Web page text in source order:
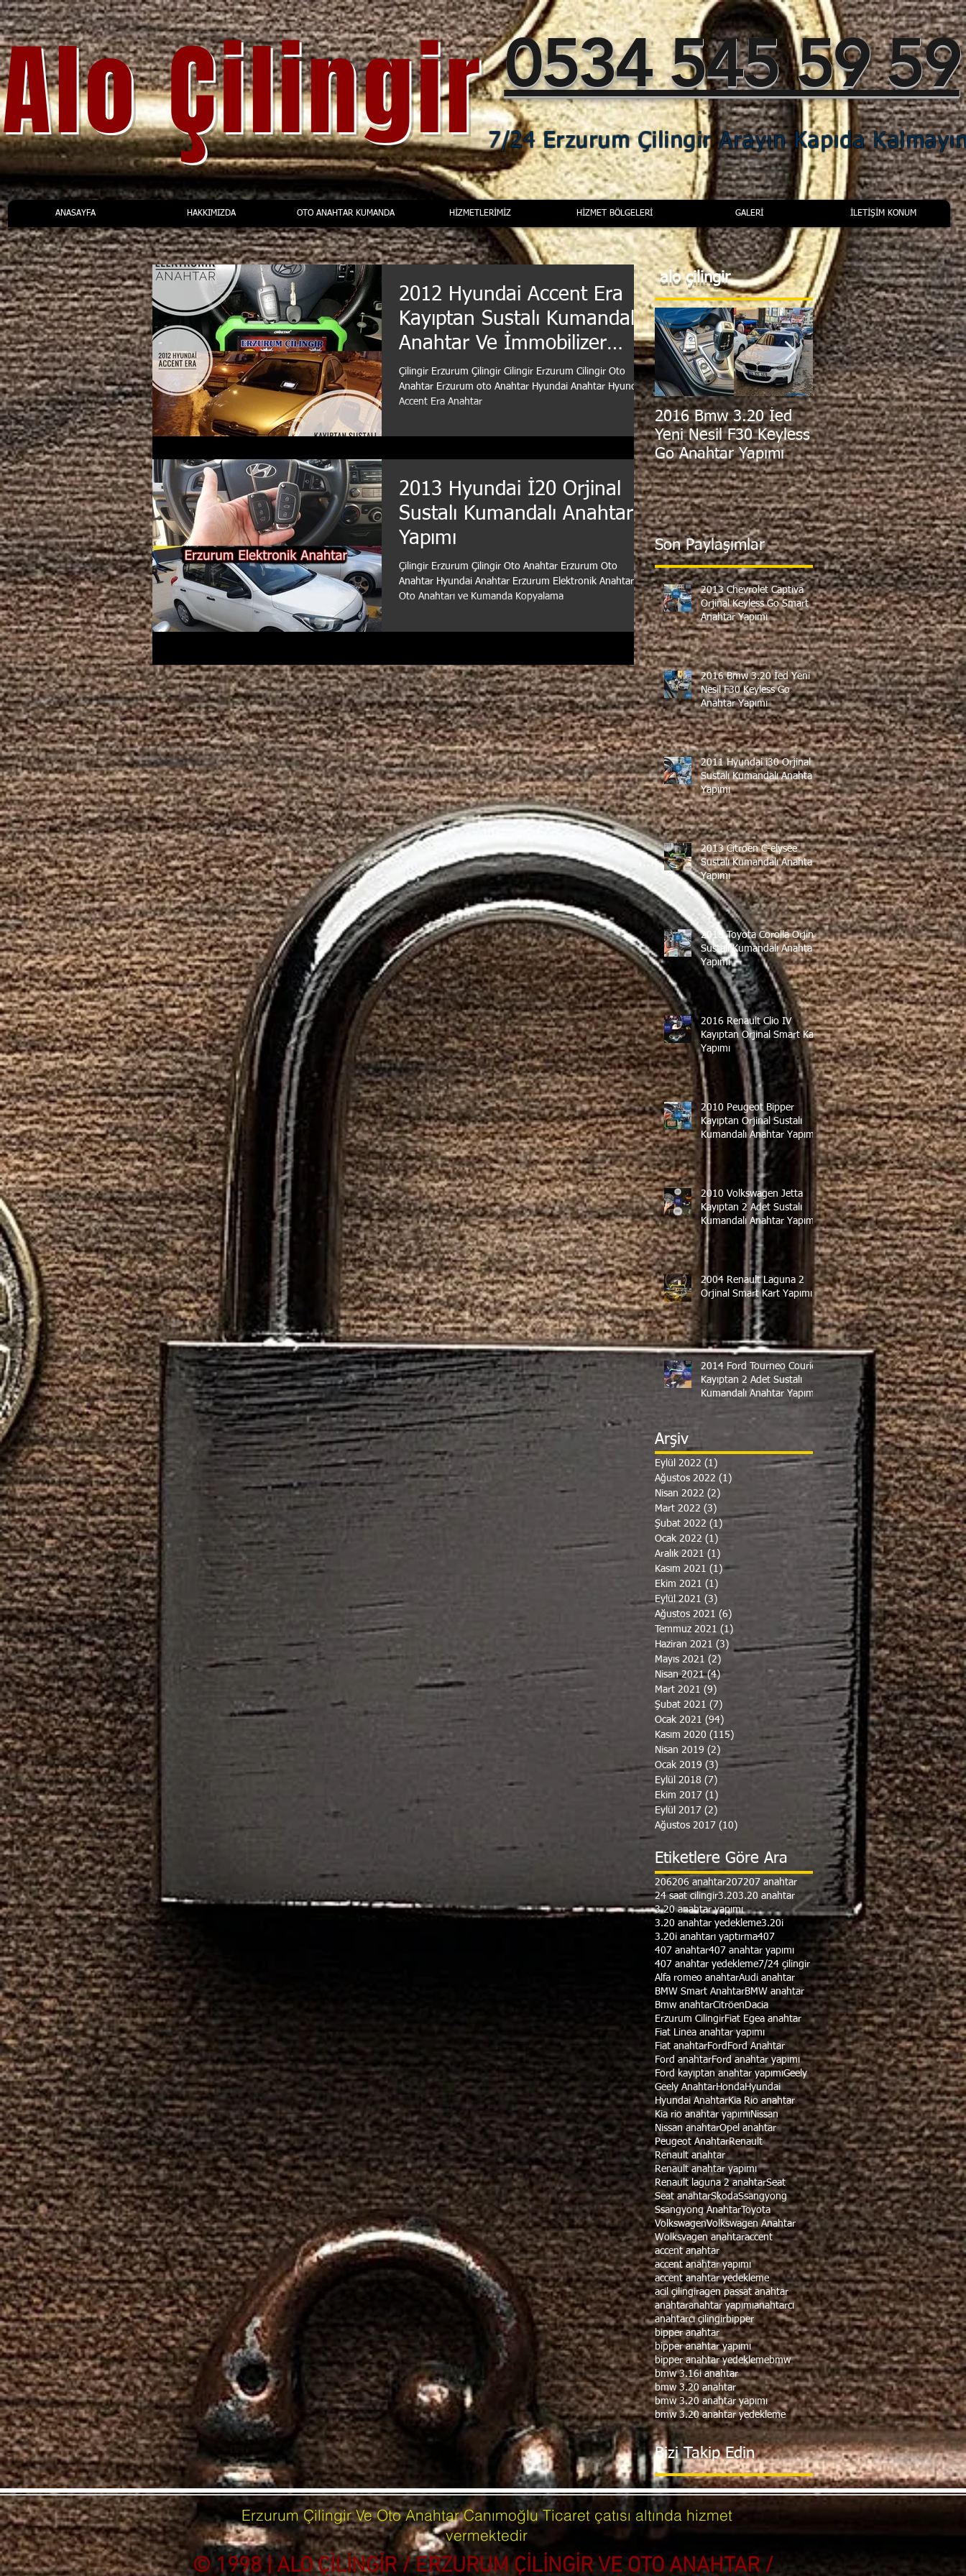
0534 545 59 59
Alo Çilingir7/24 Erzurum Çilingir Arayın Kapıda
ANASAYFA HAKKIMIZDA OTO ANAHTAR KUMANDA HİZMETLERİMİZ HİZMET BÖLGELERİ GALERİ İLETİŞİM KONUM
2012 Hyundai Accent Era
Kayıptan Sustalı Kumandalı
Anahtar Ve İmmobilizer
Yedek Anahtar Yapımı
Çilingir Erzurum Çilingir Cilingir Erzurum Cilingir Oto
Anahtar Erzurum oto Anahtar Hyundai Anahtar Hyundai
Accent Era Anahtar
2013 Hyundai İ20 Orjinal
Sustalı Kumandalı Anahtar
Yapımı
Çilingir Erzurum Çilingir Oto Anahtar Erzurum Oto
Anahtar Hyundai Anahtar Erzurum Elektronik Anahtar
Oto Anahtarı ve Kumanda Kopyalama
alo çilingir
2016 Bmw 3.20 İed
Yeni Nesil F30 Keyless
Go Anahtar Yapımı
2011 Hyundai i30
Orjinal Sustalı
Kumandalı Anahtar
Yapımı
Son Paylaşımlar
2013 Chevrolet Captiva
Orjinal Keyless Go Smart
Anahtar Yapımı
2016 Bmw 3.20 İed Yeni
Nesil F30 Keyless Go
Anahtar Yapımı
2011 Hyundai i30 Orjinal
Sustalı Kumandalı Anahtar
Yapımı
2013 Citroen C-elysee
Sustalı Kumandalı Anahtar
Yapımı
2015 Toyota Corolla Orjinal
Sustalı Kumandalı Anahtar
Yapımı
2016 Renault Clio IV
Kayıptan Orjinal Smart Kart
Yapımı
2010 Peugeot Bipper
Kayıptan Orjinal Sustalı
Kumandalı Anahtar Yapımı
2010 Volkswagen Jetta
Kayıptan 2 Adet Sustalı
Kumandalı Anahtar Yapımı
2004 Renault Laguna 2
Orjinal Smart Kart Yapımı
2014 Ford Tourneo Courier
Kayıptan 2 Adet Sustalı
Kumandalı Anahtar Yapımı
Arşiv
Eylül 2022 (1)
Ağustos 2022 (1)
Nisan 2022 (2)
Mart 2022 (3)
Şubat 2022 (1)1 yazı
Ocak 2022 (1)
Aralık 2021 (1)
Kasım 2021 (1)1 yazı
Ekim 2021 (1)
Eylül 2021 (3)
Ağustos 2021 (6)
Temmuz 2021 (1)1 yazı
Haziran 2021 (3) 3 yazı
Mayıs 2021 (2)
Nisan 2021 (4)4 yazı
Mart 2021 (9)
Şubat 2021 (7)
Ocak 2021 (94)
Kasım 2020 (115) 115 yazı
Nisan 2019 (2)
Ocak 2019 (3) 3 yazı
Eylül 2018 (7)
Ekim 2017 (1)
Eylül 2017 (2)
Ağustos 2017 (10)
Etiketlere Göre Ara
206206 anahtar207207 anahtar
24 saat cilingir3.203.20 anahtar
3.20 anahtar yapımı
3.20 anahtar yedekleme3.20i
3.20i anahtarı yaptırma407
407 anahtar407 anahtar yapımı
407 anahtar yedekleme7/24 çilingir
Alfa romeo anahtarAudi anahtar
BMW Smart AnahtarBMW anahtar
Bmw anahtarCitröen Dacia
Erzurum CilingirFiat Egea anahtar
Fiat Linea anahtar yapımı
Fiat anahtarFordFord Anahtar
Ford anahtarFord anahtar yapımı
Ford kayıptan anahtar yapımıGeely
Geely AnahtarHondaHyundai
Hyundai AnahtarKia Rio anahtar
Kia rio anahtar yapımıNissan
Nissan anahtarOpel anahtar
Peugeot AnahtarRenault
Renault anahtar
Renault anahtar yapımı
Renault laguna 2 anahtarSeat
Seat anahtarSkodaSsangyong
Ssangyong AnahtarToyota
VolkswagenVolkswagen Anahtar
Wolksvagen anahtaraccent
accent anahtar
accent anahtar yapımı
accent anahtar yedekleme
acil çilingiragen passat anahtar
anahtaranahtar yapımıanahtarcı
anahtarcı çilingirbipper
bipper anahtar
bipper anahtar yapımı
bipper anahtar yedeklemebmw
bmw 3.16i anahtar
bmw 3.20 anahtar
bmw 3.20 anahtar yapımı
bmw 3.20 anahtar yedekleme
Bizi Takip Edin
Erzurum Çilingir Ve Oto Anahtar Canımoğlu Ticaret çatısı altında hizmet
vermektedir
© 1998 | ALO ÇİLİNGİR / ERZURUM ÇİLİNGİR VE OTO ANAHTAR /